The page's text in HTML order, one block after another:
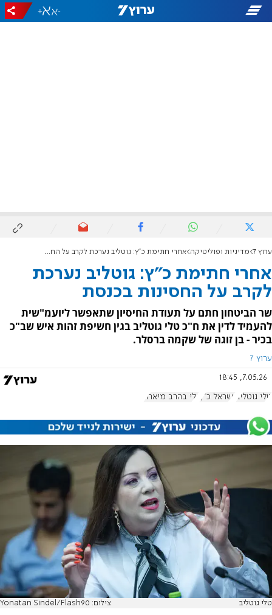
-
+
ערוץ 7 מדיניות ופוליטיקה אחרי חתימת כ"ץ: גוטליב נערכת לקרב על החסינות בכנסת
אחרי חתימת כ"ץ: גוטליב נערכת
לקרב על החסינות בכנסת
שר הביטחון חתם על תעודת החיסיון שתאפשר ליועמ"שית
להעמיד לדין את ח"כ טלי גוטליב בגין חשיפת זהות איש שב"כ
בכיר - בן זוגה של שקמה ברסלר.
ערוץ 7
7.05.26, 18:45
טלי גוטליב ישראל כ"ץ גלי בהרב מיארה
טלי גוטליב צילום: Yonatan Sindel/Flash90